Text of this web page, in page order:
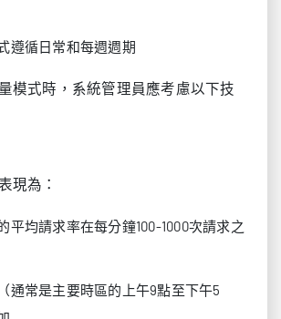
遵循日常和每週週期
模式時，系統管理員應考慮以下技
現為：
平均請求率在每分鐘100-1000次請求之
通常是主要時區的上午9點至下午5